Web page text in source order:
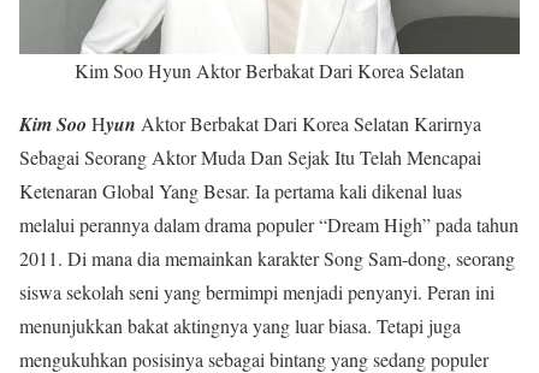
Kim Soo Hyun Aktor Berbakat Dari Korea Selatan
Kim Soo Hyun Aktor Berbakat Dari Korea Selatan Karirnya
Sebagai Seorang Aktor Muda Dan Sejak Itu Telah Mencapai
Ketenaran Global Yang Besar. Ia pertama kali dikenal luas
melalui perannya dalam drama populer “Dream High” pada tahun
2011. Di mana dia memainkan karakter Song Sam-dong, seorang
siswa sekolah seni yang bermimpi menjadi penyanyi. Peran ini
menunjukkan bakat aktingnya yang luar biasa. Tetapi juga
mengukuhkan posisinya sebagai bintang yang sedang populer